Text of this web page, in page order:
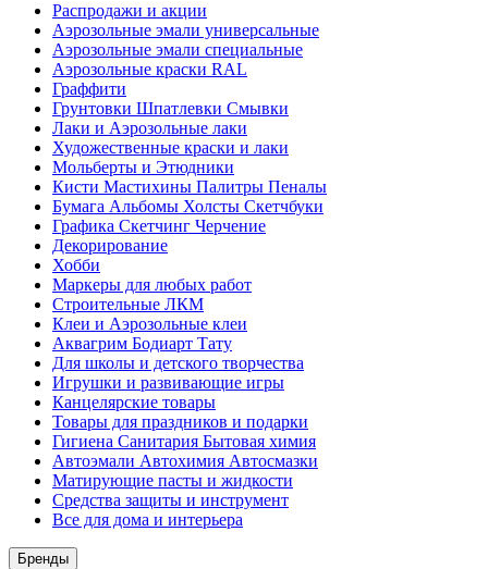
Распродажи и акции
Аэрозольные эмали универсальные
Аэрозольные эмали специальные
Аэрозольные краски RAL
Граффити
Грунтовки Шпатлевки Смывки
Лаки и Аэрозольные лаки
Художественные краски и лаки
Мольберты и Этюдники
Кисти Мастихины Палитры Пеналы
Бумага Альбомы Холсты Скетчбуки
Графика Скетчинг Черчение
Декорирование
Хобби
Маркеры для любых работ
Строительные ЛКМ
Клеи и Аэрозольные клеи
Аквагрим Бодиарт Тату
Для школы и детского творчества
Игрушки и развивающие игры
Канцелярские товары
Товары для праздников и подарки
Гигиена Санитария Бытовая химия
Автоэмали Автохимия Автосмазки
Матирующие пасты и жидкости
Средства защиты и инструмент
Все для дома и интерьера
Бренды